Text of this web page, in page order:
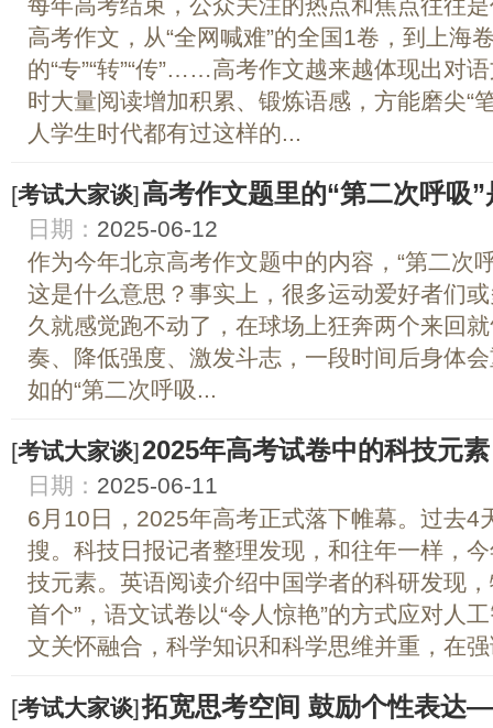
高考作文，从“全网喊难”的全国1卷，到上海
的“专”“转”“传”……高考作文越来越体现出对
时大量阅读增加积累、锻炼语感，方能磨尖“
人学生时代都有过这样的...
[考试大家谈]高考作文题里的“第二次呼吸”
日期： 2025-06-12
作为今年北京高考作文题中的内容，“第二次
这是什么意思？事实上，很多运动爱好者们
久就感觉跑不动了，在球场上狂奔两个来回
奏、降低强度、激发斗志，一段时间后身体
如的“第二次呼吸...
[考试大家谈]2025年高考试卷中的科技元素
日期： 2025-06-11
6月10日，2025年高考正式落下帷幕。过去4
搜。科技日报记者整理发现，和往年一样，
技元素。英语阅读介绍中国学者的科研发现
首个”，语文试卷以“令人惊艳”的方式应对
文关怀融合，科学知识和科学思维并重，在
[考试大家谈]拓宽思考空间 鼓励个性表达